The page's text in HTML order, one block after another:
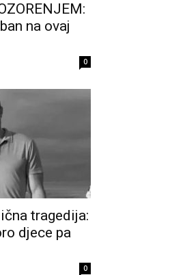
na ovaj
0
tragedija:
djece pa
0